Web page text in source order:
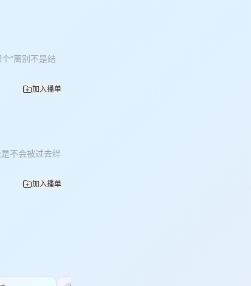
“离别不是结
加入播单
不会被过去绊
加入播单